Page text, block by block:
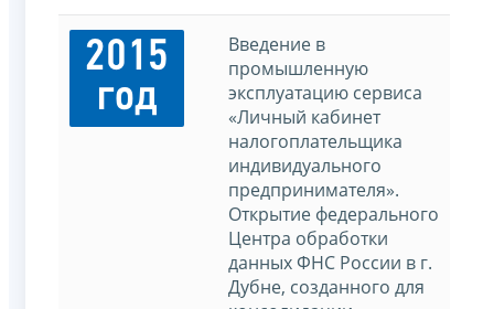
2015
год
Введение в
промышленную
эксплуатацию сервиса
«Личный кабинет
налогоплательщика
индивидуального
предпринимателя».
Открытие федерального
Центра обработки
данных ФНС России в г.
Дубне, созданного для